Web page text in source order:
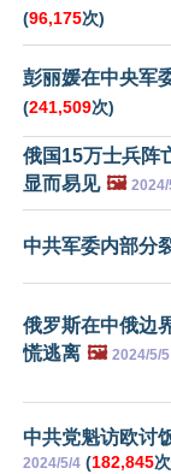
(96,175次)
彭丽媛在中央军
(241,509次)
俄国15万士兵阵
显而易见 🖼️
中共军委内部分
俄罗斯在中俄边
慌逃离 🖼️ 2024/5/5
中共党魁访欧讨
2024/5/4 (182,845